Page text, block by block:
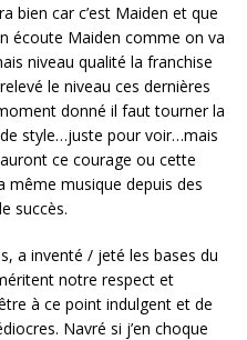
bien car c’est Maiden et que
écoute Maiden comme on va
niveau qualité la franchise
le niveau ces dernières
donné il faut tourner la
style…juste pour voir…mais
ce courage ou cette
même musique depuis des
succès.
a inventé / jeté les bases du
notre respect et
à ce point indulgent et de
Navré si j’en choque